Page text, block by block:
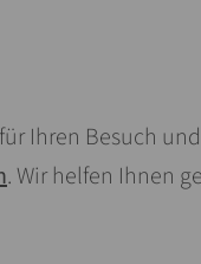
Ihren Besuch
. Wir helfen Ihnen